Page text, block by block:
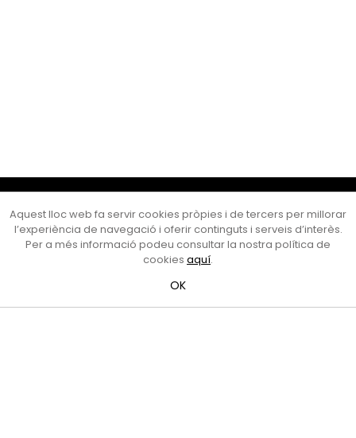
Cultura Mataró
Ajuntament de Mataró
C. de Sant Josep, 9 (Mataró, 08302)
Horari d'obertura: dilluns, dimecres i divendres de 10 a 13 h.
al telèfon al 93 758 23 61
Bústia ciutadana
Aquest lloc web fa servir cookies pròpies i de tercers per millorar
l’experiència de navegació i oferir continguts i serveis d’interès.
Per a més informació podeu consultar la nostra política de
cookies aquí.
OK